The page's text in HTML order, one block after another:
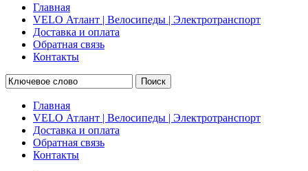
Главная
VELO Атлант | Велосипеды | Электротранспорт
Доставка и оплата
Обратная связь
Контакты
Поиск
Главная
VELO Атлант | Велосипеды | Электротранспорт
Доставка и оплата
Обратная связь
Контакты